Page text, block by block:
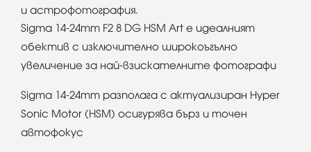
и астрофотография.
Sigma 14-24mm F2 8 DG HSM Art е идеалният
обектив с изключително широкоъгълно
увеличение за най-взискателните фотографи
Sigma 14-24mm разполага с актуализиран Hyper
Sonic Motor (HSM) осигурява бърз и точен
автофокус